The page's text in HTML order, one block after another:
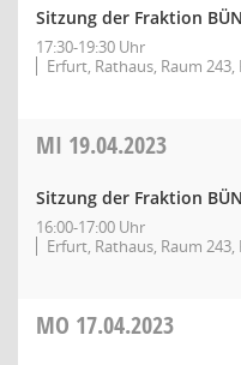
Sitzung der Fraktion
17:30-19:30 Uhr
Erfurt, Rathaus, Raum
MI 19.04.2023
Sitzung der Fraktion
16:00-17:00 Uhr
Erfurt, Rathaus, Raum
MO 17.04.2023